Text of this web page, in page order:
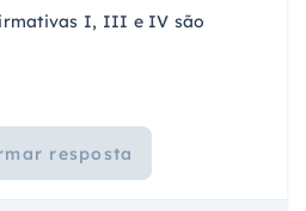
I, III e IV são
resposta